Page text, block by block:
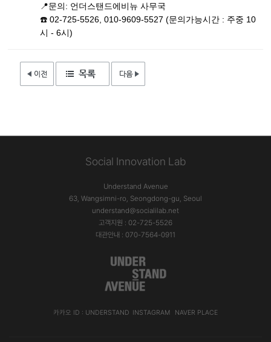
📍문의: 언더스탠드에비뉴 사무국
☎️ 02-725-5526, 010-9609-5527 (문의가능시간 : 주중 10
시 - 6시)
Social Innovation Lab
Understand Avenue
63, Wangsimni-ro, Seongdong-gu, Seoul
understand@socialilab.net
고객지원 : 02-725-5526
대관안내 : 070-7564-0911
카카오 ID : UNDERSTAND INSTAGRAM NAVER PLACE